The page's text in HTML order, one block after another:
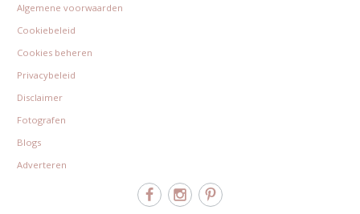
Algemene voorwaarden
Cookiebeleid
Cookies beheren
Privacybeleid
Disclaimer
Fotografen
Blogs
Adverteren